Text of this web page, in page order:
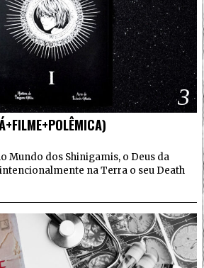
3
Mundo dos Shinigamis, o Deus da
na Terra o seu Death